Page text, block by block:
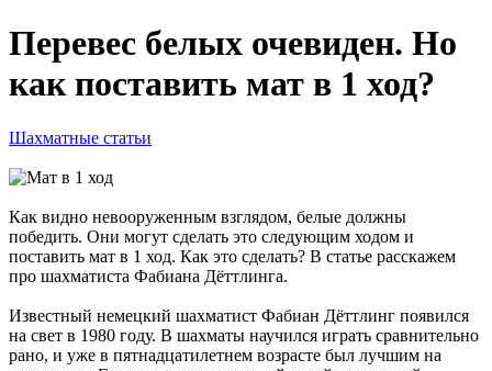
Перевес белых очевиден. Но
как поставить мат в 1 ход?
Шахматные статьи
Как видно невооруженным взглядом, белые должны
победить. Они могут сделать это следующим ходом и
поставить мат в 1 ход. Как это сделать? В статье расскажем
про шахматиста Фабиана Дёттлинга.
Известный немецкий шахматист Фабиан Дёттлинг появился
на свет в 1980 году. В шахматы научился играть сравнительно
рано, и уже в пятнадцатилетнем возрасте был лучшим на